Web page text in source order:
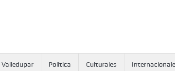
Valledupar Politica Culturales